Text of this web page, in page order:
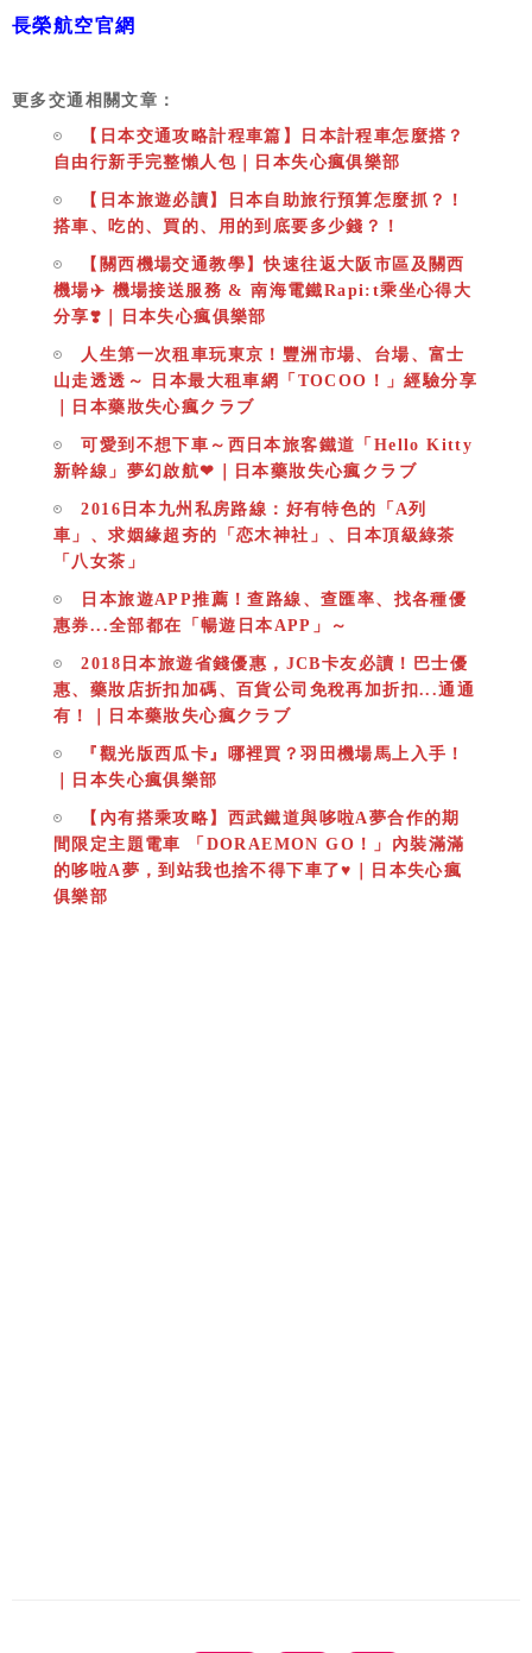
長榮航空官網
更多交通相關文章：
【日本交通攻略計程車篇】日本計程車怎麼搭？
自由行新手完整懶人包｜日本失心瘋俱樂部
【日本旅遊必讀】日本自助旅行預算怎麼抓？！
搭車、吃的、買的、用的到底要多少錢？！
【關西機場交通教學】快速往返大阪市區及關西
機場✈️ 機場接送服務 & 南海電鐵Rapi:t乘坐心得大
分享❣️｜日本失心瘋俱樂部
人生第一次租車玩東京！豐洲市場、台場、富士
山走透透～ 日本最大租車網「TOCOO！」經驗分享
｜日本藥妝失心瘋クラブ
可愛到不想下車～西日本旅客鐵道「Hello Kitty
新幹線」夢幻啟航❤｜日本藥妝失心瘋クラブ
2016日本九州私房路線：好有特色的「A列
車」、求姻緣超夯的「恋木神社」、日本頂級綠茶
「八女茶」
日本旅遊APP推薦！查路線、查匯率、找各種優
惠券...全部都在「暢遊日本APP」～
2018日本旅遊省錢優惠，JCB卡友必讀！巴士優
惠、藥妝店折扣加碼、百貨公司免稅再加折扣...通通
有！｜日本藥妝失心瘋クラブ
『觀光版西瓜卡』哪裡買？羽田機場馬上入手！
｜日本失心瘋俱樂部
【內有搭乘攻略】西武鐵道與哆啦A夢合作的期
間限定主題電車 「DORAEMON GO！」內裝滿滿
的哆啦A夢，到站我也捨不得下車了♥︎｜日本失心瘋
俱樂部